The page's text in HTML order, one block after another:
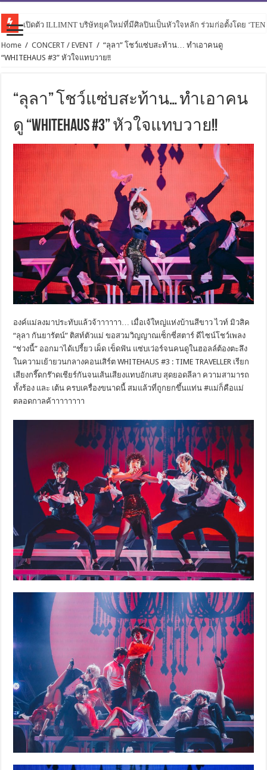
เปิดตัว ILLIMNT บริษัทยุคใหม่ที่มีศิลปินเป็นหัวใจหลัก ร่วมก่อตั้งโดย
Home / CONCERT / EVENT / “ลุลา” โชว์แซ่บสะท้าน… ทำเอาคนดู
“WHITEHAUS #3” หัวใจแทบวาย!!
“ลุลา” โชว์แซ่บสะท้าน… ทำเอาคน
ดู “WHITEHAUS #3” หัวใจแทบวาย!!
องค์แม่ลงมาประทับแล้วจ้าาาาาา… เมื่อเจ้ใหญ่แห่งบ้านสีขาว ไวท์ มิวสิค
“ลุลา กันยารัตน์” ติสท์ตัวแม่ ขอสวมวิญญาณเซ็กซี่สตาร์ ดีไซน์โชว์เพลง
“ช่วงนี้” ออกมาได้เปรี้ยว เผ็ด เข็ดฟัน แซ่บเว่อร์จนคนดูในฮอลล์ต้องตะลึง
ในความเย้ายวนกลางคอนเสิร์ต WHITEHAUS #3 : TIME TRAVELLER เรียก
เสียงกรี๊ดกร๊าดเชียร์กันจนเส้นเสียงแทบอักเสบ สุดยอดลีลา ความสามารถ
ทั้งร้อง และ เต้น ครบเครื่องขนาดนี้ สมแล้วที่ถูกยกขึ้นแท่น #แม่ก็คือแม่
ตลอดกาลค้าาาาาาาา